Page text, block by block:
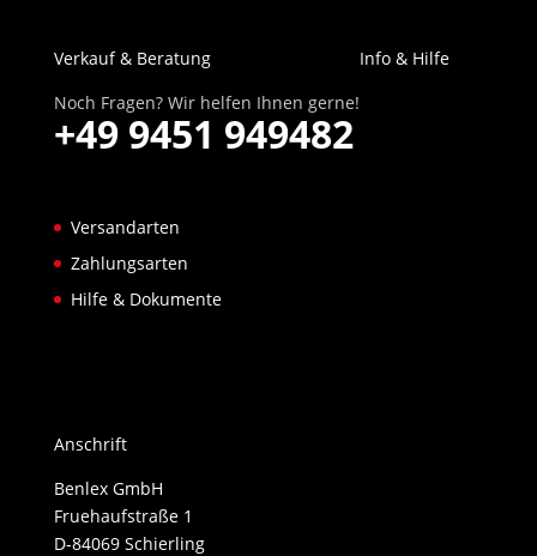
Verkauf & Beratung
Noch Fragen? Wir helfen Ihnen gerne!
+49 9451 949482
Info & Hilfe
Versandarten
Zahlungsarten
Hilfe & Dokumente
Anschrift
Benlex GmbH
Fruehaufstraße 1
D-84069 Schierling